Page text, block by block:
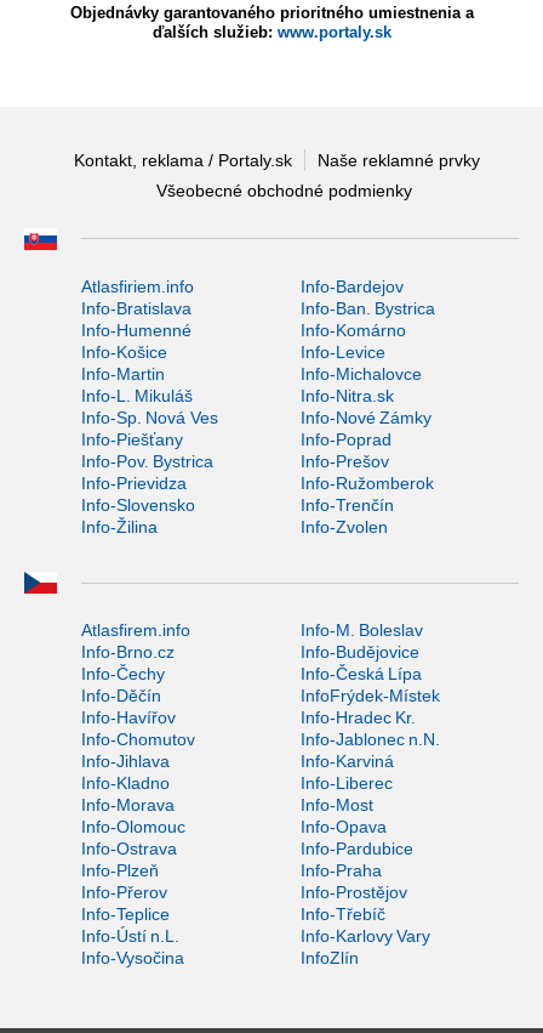
Objednávky garantovaného prioritného umiestnenia a
ďalších služieb: www.portaly.sk
Kontakt, reklama / Portaly.sk
Naše reklamné prvky
Všeobecné obchodné podmienky
Atlasfiriem.info
Info-Bardejov
Info-Bratislava
Info-Ban. Bystrica
Info-Humenné
Info-Komárno
Info-Košice
Info-Levice
Info-Martin
Info-Michalovce
Info-L. Mikuláš
Info-Nitra.sk
Info-Sp. Nová Ves
Info-Nové Zámky
Info-Piešťany
Info-Poprad
Info-Pov. Bystrica
Info-Prešov
Info-Prievidza
Info-Ružomberok
Info-Slovensko
Info-Trenčín
Info-Žilina
Info-Zvolen
Atlasfirem.info
Info-M. Boleslav
Info-Brno.cz
Info-Budějovice
Info-Čechy
Info-Česká Lípa
Info-Děčín
InfoFrýdek-Místek
Info-Havířov
Info-Hradec Kr.
Info-Chomutov
Info-Jablonec n.N.
Info-Jihlava
Info-Karviná
Info-Kladno
Info-Liberec
Info-Morava
Info-Most
Info-Olomouc
Info-Opava
Info-Ostrava
Info-Pardubice
Info-Plzeň
Info-Praha
Info-Přerov
Info-Prostějov
Info-Teplice
Info-Třebíč
Info-Ústí n.L.
Info-Karlovy Vary
Info-Vysočina
InfoZlín